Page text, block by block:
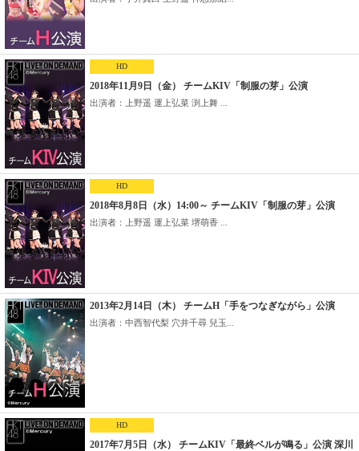
HD
2018年11月9日（金） チームKIV「制服の芽」公演
出演者：上野遥 運上弘菜 渕上舞 ...
HD
2018年8月8日（水）14:00～ チームKIV「制服の芽」公演
出演者：上野遥 運上弘菜 堺萌香 ...
2013年2月14日（木） チームH「手をつなぎながら」公演
出演者：中西智代梨 穴井千尋 兒玉...
HD
2017年7月5日（水） チームKIV「最終ベルが鳴る」公演 深川